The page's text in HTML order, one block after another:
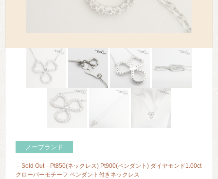
ノーブランド
－Sold Out－Pt850(ネックレス) Pt900(ペンダント) ダイヤモンド1.00ct
クローバーモチーフ ペンダント付きネックレス
> ホーム
> プライバシーポリシー
> お問い合わせ